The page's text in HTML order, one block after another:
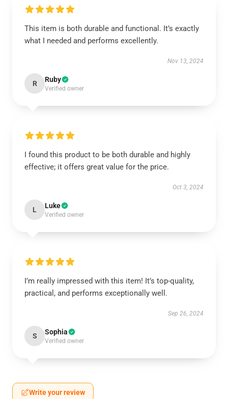
This item is both durable and functional. It’s exactly
what I needed and performs excellently.
Nov 13, 2024
R Ruby
Verified owner
I found this product to be both durable and highly
effective; it offers great value for the price.
Oct 3, 2024
L Luke
Verified owner
I’m really impressed with this item! It’s top-quality,
practical, and performs exceptionally well.
Sep 26, 2024
S Sophia
Verified owner
Write your review